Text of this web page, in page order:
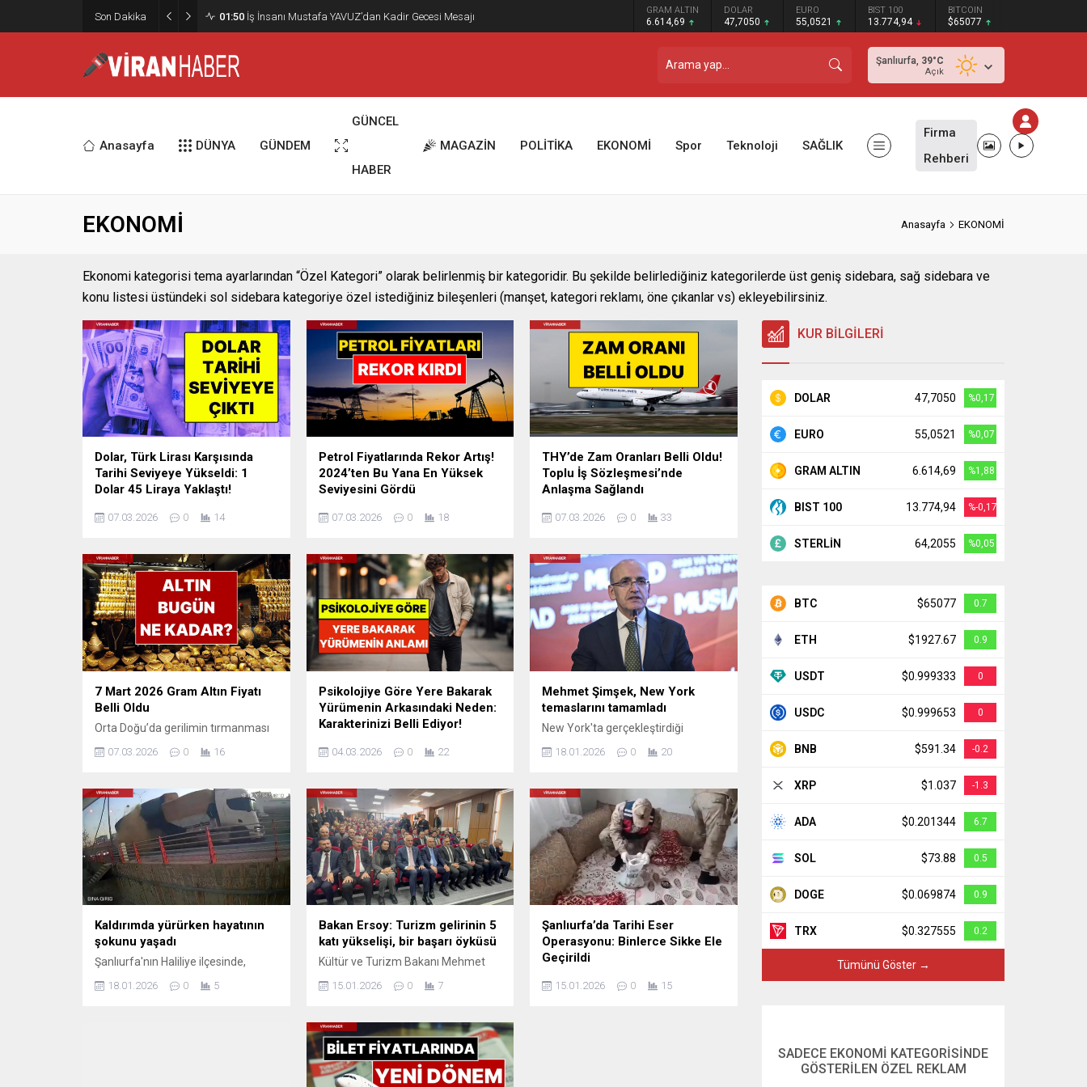
Son Dakika 01:50 İş İnsanı Mustafa YAVUZ’dan Kadir Gecesi Mesajı GRAM ALTIN
6.614,69
DOLAR
47,7050
EURO
55,0521
BIST 100
13.774,94
BITCOIN
$65077
Şanlıurfa, 39°C
Açık
Anasayfa DÜNYA GÜNDEM
GÜNCEL
HABER
MAGAZİN POLİTİKA EKONOMİ Spor Teknoloji SAĞLIK
Firma
Rehberi
EKONOMİ Anasayfa EKONOMİ
Ekonomi kategorisi tema ayarlarından “Özel Kategori” olarak belirlenmiş bir kategoridir. Bu şekilde belirlediğiniz kategorilerde üst geniş sidebara, sağ sidebara ve
konu listesi üstündeki sol sidebara kategoriye özel istediğiniz bileşenleri (manşet, kategori reklamı, öne çıkanlar vs) ekleyebilirsiniz.
Dolar, Türk Lirası Karşısında
Tarihi Seviyeye Yükseldi: 1
Dolar 45 Liraya Yaklaştı!
Ortadoğu'daki çatışmaların
tırmanması ve petrol fiyatlarının
sarsarken dolar/TL kuru da tarihi bir
seviyeye ulaştı. Dolar, 44,0780 lirayı
görerek Türk Lirası karşısında tüm
zamanların en yüksek seviyesine
çıktı. ABD ve ...
07.03.2026 0 14
Petrol Fiyatlarında Rekor Artış!
2024’ten Bu Yana En Yüksek
Seviyesini Gördü
Orta Doğu’da yaşanan gerilim,
ardından Hürmüz Boğazı’nın
fiyatlarına çevrildi. Petrol
fiyatlarında yükseliş meydana
gelirken yeni rekor kırıldı. Brent
petrol fiyatları 2024’ten bu yana en
yüksek seviyesini gördü. Petrol ...
07.03.2026 0 18
THY’de Zam Oranları Belli Oldu!
Toplu İş Sözleşmesi’nde
Anlaşma Sağlandı
Türk Hava Yolları (TH) ile Hava-İş
Sendikası arasında 29. dönem TİS
oranları belli oldu. İlk 6 ay için yüzde
14 zam yapılacak. THY'de zam
oranı belli oldu. Türk Hava Yolları ile
Hava-İş Sendikası arasında ...
07.03.2026 0 33
7 Mart 2026 Gram Altın Fiyatı
Belli Oldu
Orta Doğu’da gerilimin tırmanması
dalgalanmalara yol açtı. Uzmanlar,
girmediğini belirtti. Altında haftalık
bazda kayıplar meydana gelirken 7
Mart Cumartesi altın fiyatları belli
oldu. Peki, Altın ...
07.03.2026 0 16
Psikolojiye Göre Yere Bakarak
Yürümenin Arkasındaki Neden:
Karakterinizi Belli Ediyor!
bakışlarını yere sabitleyen bireylere
aldı. Halk arasında genellikle
özgüvensizlik veya utangaçlık
olarak yaftalanan bu davranışın
ardında, sosyal kaygıdan bilişsel
yüke kadar ...
04.03.2026 0 22
Mehmet Şimşek, New York
temaslarını tamamladı
New York'ta gerçekleştirdiği
Hazine ve Maliye Bakanı Mehmet
18.01.2026 0 20
Kaldırımda yürürken hayatının
şokunu yaşadı
Şanlıurfa'nın Haliliye ilçesinde,
seyir halindeki bir tırdan düşen
18.01.2026 0 5
Bakan Ersoy: Turizm gelirinin 5
katı yükselişi, bir başarı öyküsü
Kültür ve Turizm Bakanı Mehmet
yeni yapılan Halk Kütüphanesi'nin
Kütüphanenin modern yapısı ve
zengin koleksiyonu ile toplumun
hizmetine sunulacağını vurguladı.
15.01.2026 0 7
Şanlıurfa’da Tarihi Eser
Operasyonu: Binlerce Sikke Ele
Geçirildi
düzenlenen operasyonda, 2 bin 638
15.01.2026 0 15
KUR BİLGİLERİ
DOLAR 47,7050 %0,17
EURO 55,0521 %0,07
GRAM ALTIN 6.614,69 %1,88
BIST 100 13.774,94 %-0,17
STERLİN 64,2055 %0,05
BTC $65077 0.7
ETH $1927.67 0.9
USDT $0.999333 0
USDC $0.999653 0
BNB $591.34 -0.2
XRP $1.037 -1.3
ADA $0.201344 6.7
SOL $73.88 0.5
DOGE $0.069874 0.9
TRX $0.327555 0.2
Tümünü Göster →
SADECE EKONOMİ KATEGORİSİNDE
GÖSTERİLEN ÖZEL REKLAM